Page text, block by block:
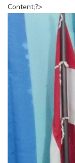
Content;?>